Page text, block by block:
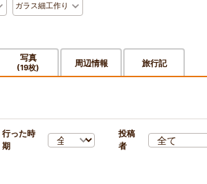
ガラス細工作り
写真
(19枚) 周辺情報 旅行記
行った時
期
投稿
者